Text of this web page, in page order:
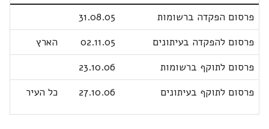
פרסום הפקדה ברשומות
31.08.05
פרסום להפקדה בעיתונים
02.11.05
הארץ
פרסום לתוקף ברשומות
23.10.06
פרסום לתוקף בעיתונים
27.10.06 כל העיר